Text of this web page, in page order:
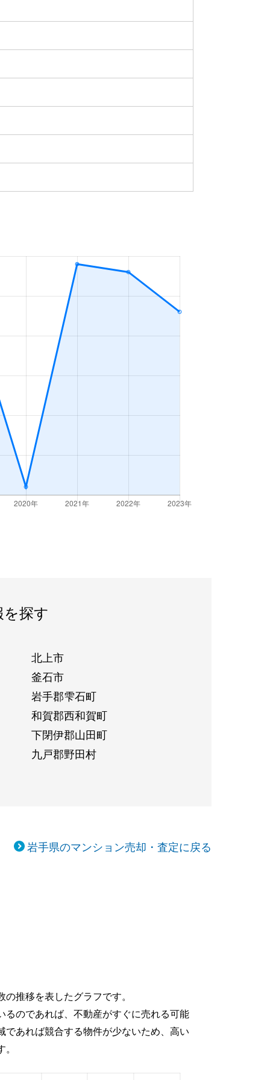
探す
北上市
釜石市
岩手郡雫石町
和賀郡西和賀町
下閉伊郡山田町
九戸郡野田村
岩手県のマンション売却・査定に戻る
推移を表したグラフです。
るのであれば、不動産がすぐに売れる可能
であれば競合する物件が少ないため、高い